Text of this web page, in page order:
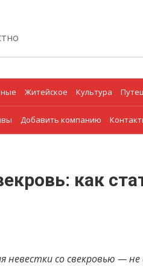
Житейское Культура
Добавить компанию
как
со свекровью — не